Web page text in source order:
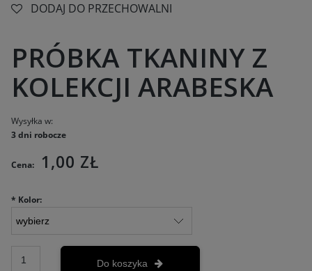
DODAJ DO PRZECHOWALNI
PRÓBKA TKANINY Z
KOLEKCJI ARABESKA
Wysyłka w:
3 dni robocze
Cena: 1,00 ZŁ
* Kolor:
Do koszyka